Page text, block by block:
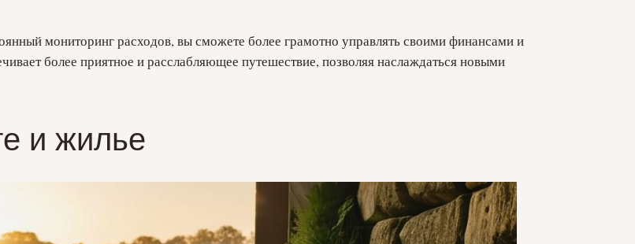
мониторинг расходов, вы сможете более грамотно управлять своими финансами и
более приятное и расслабляющее путешествие, позволяя наслаждаться новыми
и жилье